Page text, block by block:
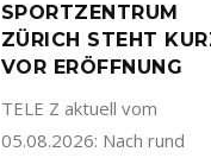
SPORTZENTRUM
ZÜRICH STEHT
VOR ERÖFFNUNG
TELE Z aktuell vom
05.08.2026: Nach rund